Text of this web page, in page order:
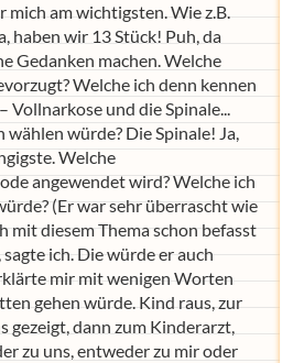
mich am wichtigsten. Wie z.B.
haben wir 13 Stück! Puh, da
Gedanken machen. Welche
Welche ich denn kennen
Vollnarkose und die Spinale...
wählen würde? Die Spinale! Ja,
Welche
angewendet wird? Welche ich
(Er war sehr überrascht wie
mit diesem Thema schon befasst
sagte ich. Die würde er auch
mir mit wenigen Worten
gehen würde. Kind raus, zur
gezeigt, dann zum Kinderarzt,
zu uns, entweder zu mir oder